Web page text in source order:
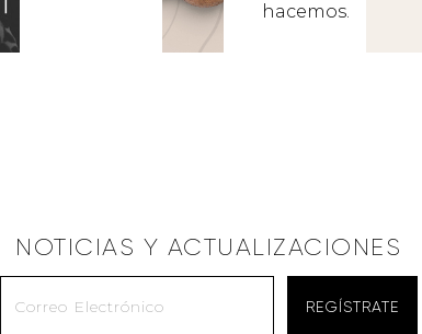
hacemos.
NOTICIAS Y ACTUALIZACIONES